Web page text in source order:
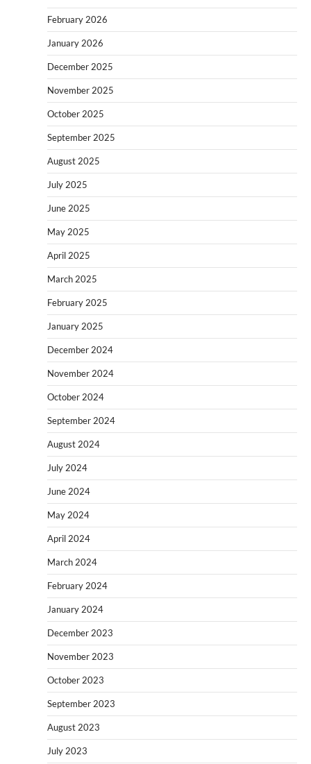
February 2026
January 2026
December 2025
November 2025
October 2025
September 2025
August 2025
July 2025
June 2025
May 2025
April 2025
March 2025
February 2025
January 2025
December 2024
November 2024
October 2024
September 2024
August 2024
July 2024
June 2024
May 2024
April 2024
March 2024
February 2024
January 2024
December 2023
November 2023
October 2023
September 2023
August 2023
July 2023